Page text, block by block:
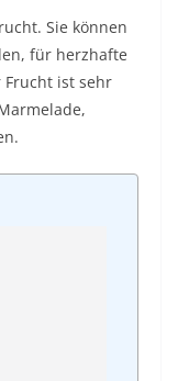
Sie können
für herzhafte
Frucht ist sehr